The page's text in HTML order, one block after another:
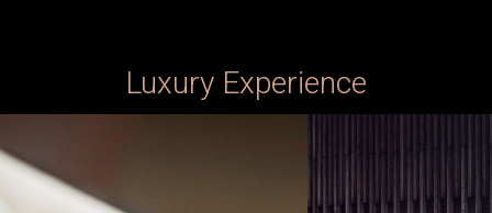
Luxury Experience